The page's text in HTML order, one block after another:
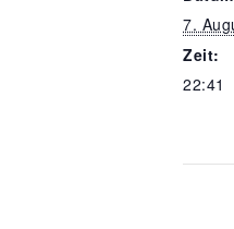
7.
Zeit:
22:41